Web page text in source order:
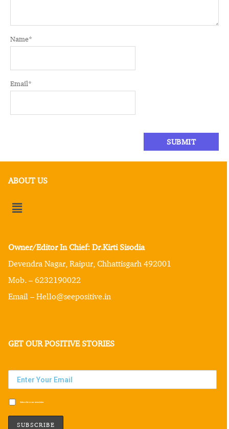
Name*
Email*
ABOUT US
Owner/Editor In Chief: Dr.Kirti Sisodia
Devendra Nagar, Raipur, Chhattisgarh 492001
Mob. – 6232190022
Email – Hello@seepositive.in
GET OUR POSITIVE STORIES
Subscribe to our newsletter